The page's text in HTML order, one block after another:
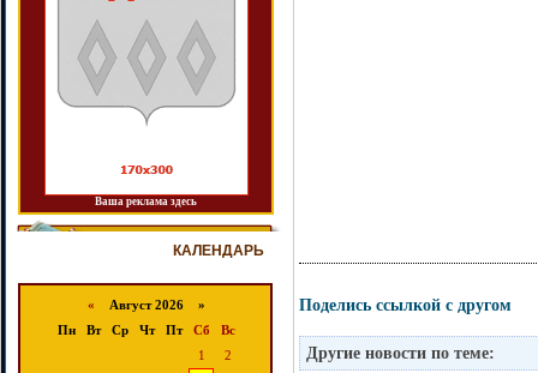
Ваша реклама здесь
КАЛЕНДАРЬ
« Август 2026 »
Пн
Вт Ср Чт Пт Сб
Вс
1
2
Поделись ссылкой с другом
Другие новости по теме: